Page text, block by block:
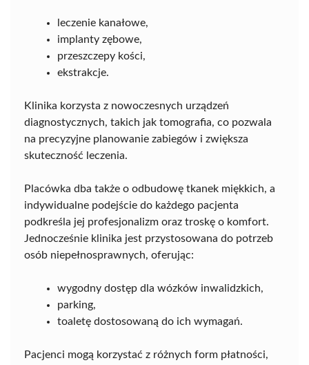
leczenie kanałowe,
implanty zębowe,
przeszczepy kości,
ekstrakcje.
Klinika korzysta z nowoczesnych urządzeń
diagnostycznych, takich jak tomografia, co pozwala
na precyzyjne planowanie zabiegów i zwiększa
skuteczność leczenia.
Placówka dba także o odbudowę tkanek miękkich, a
indywidualne podejście do każdego pacjenta
podkreśla jej profesjonalizm oraz troskę o komfort.
Jednocześnie klinika jest przystosowana do potrzeb
osób niepełnosprawnych, oferując:
wygodny dostęp dla wózków inwalidzkich,
parking,
toaletę dostosowaną do ich wymagań.
Pacjenci mogą korzystać z różnych form płatności,